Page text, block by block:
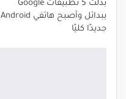
بدّلت 5 تطبيقات Google
ببدائل وأصبح هاتفي Android
جديدًا كليًا